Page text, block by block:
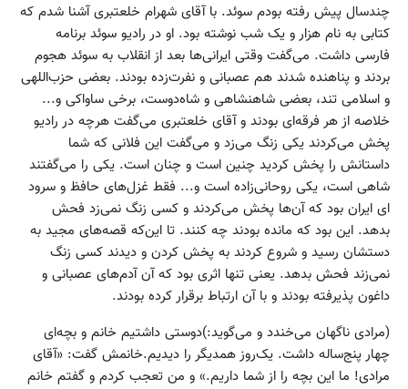
چندسال پیش رفته بودم سوئد. با آقای شهرام خلعتبری آشنا شدم که
کتابی به نام هزار و یک شب نوشته بود. او در رادیو سوئد برنامه
فارسی داشت. می‌گفت وقتی ایرانی‌ها بعد از انقلاب به سوئد هجوم
بردند و پناهنده شدند هم عصبانی و نفرت‌زده بودند. بعضی حزب‌اللهی
و اسلامی‌ تند، بعضی شاهنشاهی و شاه‌دوست، برخی ساواکی و...
خلاصه از هر فرقه‌ای بودند و آقای خلعتبری می‌گفت هرچه در رادیو
پخش می‌کردند یکی زنگ می‌زد و می‌گفت این فلانی که شما
داستانش را پخش کردید چنین است و چنان است. یکی را می‌گفتند
شاهی است، یکی روحانی‌زاده است و... فقط غزل‌های حافظ و سرود
ای ایران بود که آن‌ها پخش می‌کردند و کسی زنگ نمی‌زد فحش
بدهد. این بود که مانده‌ بودند چه کنند. تا این‌که قصه‌های مجید به
دستشان رسید و شروع کردند به پخش کردن و دیدند کسی زنگ
نمی‌زند فحش بدهد. یعنی تنها اثری بود که آن آدم‌های عصبانی و
داغون پذیرفته بودند و با آن ارتباط برقرار کرده بودند.
(مرادی ناگهان می‌خندد و می‌گوید:)دوستی داشتیم خانم و بچه‌ای
چهار پنج‌ساله داشت. یک‌روز همدیگر را دیدیم.خانمش گفت: «آقای
مرادی! ما این بچه را از شما داریم.» و من تعجب کردم و گفتم خانم